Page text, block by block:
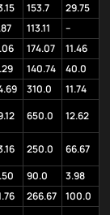
153.7
29.75
113.11
–
174.07
11.46
140.74
40.0
310.0
11.74
650.0 12.62
250.0
66.67
90.0
3.98
266.67
100.0